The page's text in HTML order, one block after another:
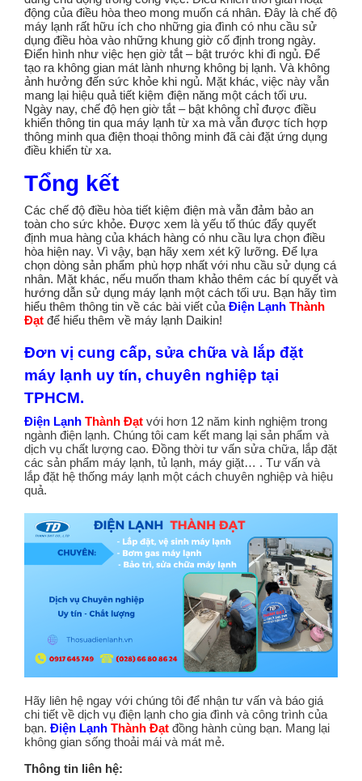
động của điều hòa theo mong muốn cá nhân. Đây là chế độ
máy lạnh rất hữu ích cho những gia đình có nhu cầu sử
dụng điều hòa vào những khung giờ cố định trong ngày.
Điển hình như việc hẹn giờ tắt – bật trước khi đi ngủ. Để
tạo ra không gian mát lành nhưng không bị lạnh. Và không
ảnh hưởng đến sức khỏe khi ngủ. Mặt khác, việc này vẫn
mang lại hiệu quả tiết kiệm điện năng một cách tối ưu.
Ngày nay, chế độ hẹn giờ tắt – bật không chỉ được điều
khiển thông tin qua máy lạnh từ xa mà vẫn được tích hợp
thông minh qua điện thoại thông minh đã cài đặt ứng dụng
điều khiển từ xa.
Tổng kết
Các chế độ điều hòa tiết kiệm điện mà vẫn đảm bảo an
toàn cho sức khỏe. Được xem là yếu tố thúc đẩy quyết
định mua hàng của khách hàng có nhu cầu lựa chọn điều
hòa hiện nay. Vì vậy, bạn hãy xem xét kỹ lưỡng. Để lựa
chọn dòng sản phẩm phù hợp nhất với nhu cầu sử dụng cá
nhân. Mặt khác, nếu muốn tham khảo thêm các bí quyết và
hướng dẫn sử dụng máy lạnh một cách tối ưu. Bạn hãy tìm
hiểu thêm thông tin về các bài viết của Điện Lạnh Thành
Đạt để hiểu thêm về máy lạnh Daikin!
Đơn vị cung cấp, sửa chữa và lắp đặt
máy lạnh uy tín, chuyên nghiệp tại
TPHCM.
Điện Lạnh Thành Đạt với hơn 12 năm kinh nghiệm trong
ngành điện lạnh. Chúng tôi cam kết mang lại sản phẩm và
dịch vụ chất lượng cao. Đồng thời tư vấn sửa chữa, lắp đặt
các sản phẩm máy lạnh, tủ lạnh, máy giặt… . Tư vấn và
lắp đặt hệ thống máy lạnh một cách chuyên nghiệp và hiệu
quả.
Hãy liên hệ ngay với chúng tôi để nhận tư vấn và báo giá
chi tiết về dịch vụ điện lạnh cho gia đình và công trình của
bạn. Điện Lạnh Thành Đạt đồng hành cùng bạn. Mang lại
không gian sống thoải mái và mát mẻ.
Thông tin liên hệ: